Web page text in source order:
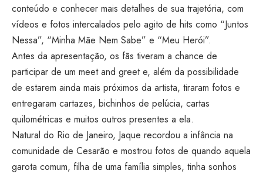
conteúdo e conhecer mais detalhes de sua trajetória, com
vídeos e fotos intercalados pelo agito de hits como “Juntos
Nessa”, “Minha Mãe Nem Sabe” e “Meu Herói”.
Antes da apresentação, os fãs tiveram a chance de
participar de um meet and greet e, além da possibilidade
de estarem ainda mais próximos da artista, tiraram fotos e
entregaram cartazes, bichinhos de pelúcia, cartas
quilométricas e muitos outros presentes a ela.
Natural do Rio de Janeiro, Jaque recordou a infância na
comunidade de Cesarão e mostrou fotos de quando aquela
garota comum, filha de uma família simples, tinha sonhos